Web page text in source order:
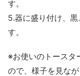
す。
5.器に盛り付け、
す。
※お使いのトースタ
ので、様子を見な